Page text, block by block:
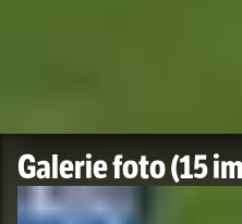
Galerie foto(15